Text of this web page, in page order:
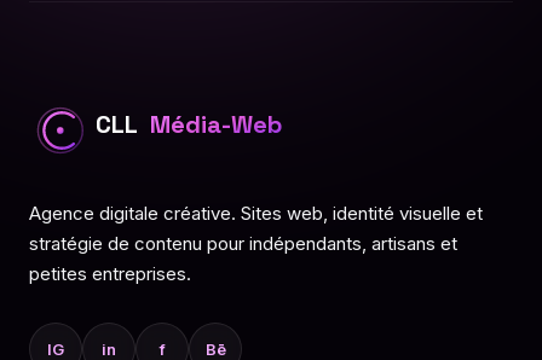
CLL Média-Web
Agence digitale créative. Sites web, identité visuelle et
stratégie de contenu pour indépendants, artisans et
petites entreprises.
IG in f Bē